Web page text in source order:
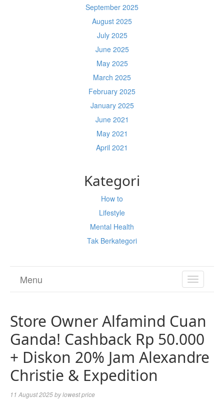
September 2025
August 2025
July 2025
June 2025
May 2025
March 2025
February 2025
January 2025
June 2021
May 2021
April 2021
Kategori
How to
Lifestyle
Mental Health
Tak Berkategori
TOGGLE
Menu
Store Owner Alfamind Cuan
Ganda! Cashback Rp 50.000
+ Diskon 20% Jam Alexandre
Christie & Expedition
11 August 2025bylowest price